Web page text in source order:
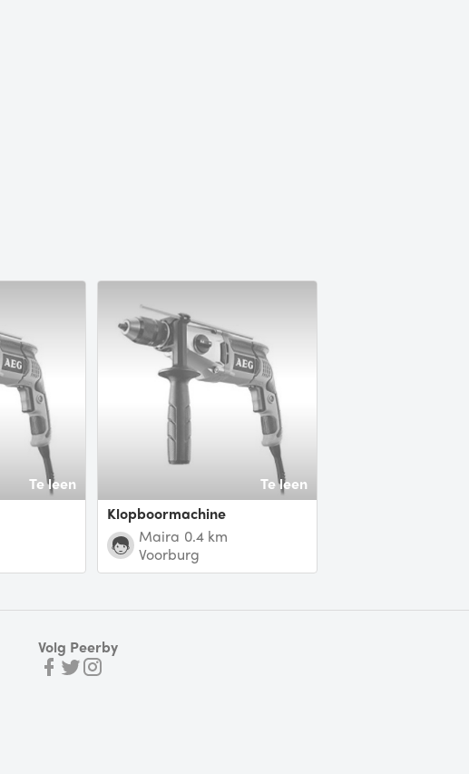
Te leen
Te leen
Klopboormachine
Maira 0.4 km
Voorburg
Volg Peerby